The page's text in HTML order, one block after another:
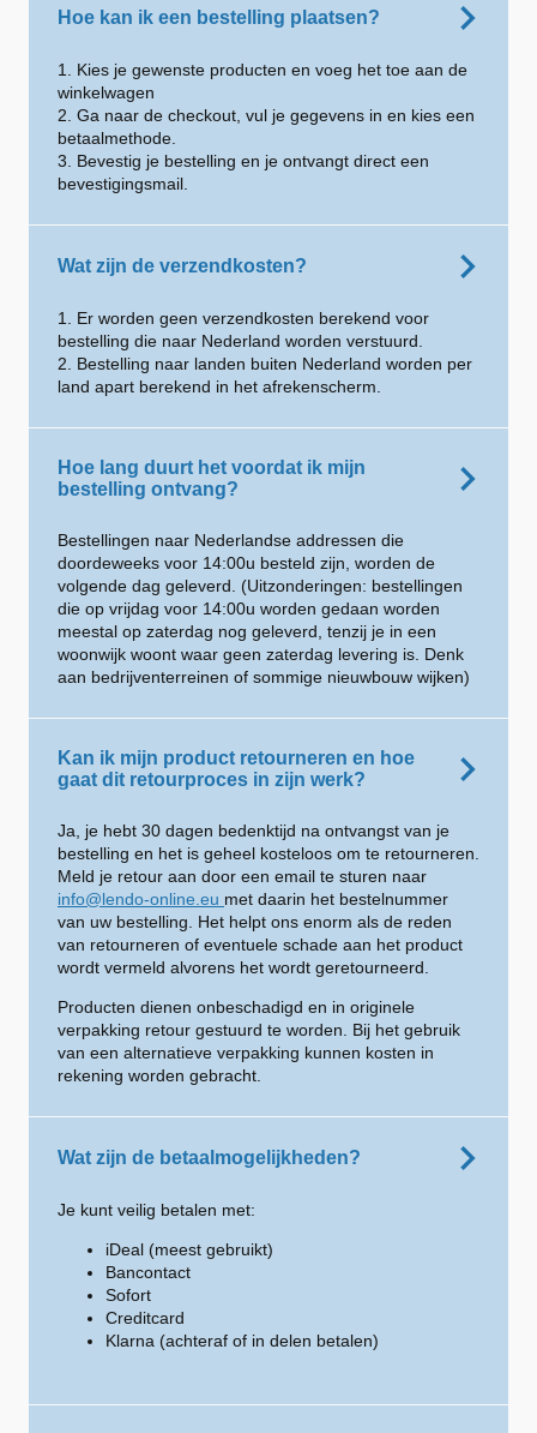
Hoe kan ik een bestelling plaatsen?
1. Kies je gewenste producten en voeg het toe aan de
winkelwagen
2. Ga naar de checkout, vul je gegevens in en kies een
betaalmethode.
3. Bevestig je bestelling en je ontvangt direct een
bevestigingsmail.
Wat zijn de verzendkosten?
1. Er worden geen verzendkosten berekend voor
bestelling die naar Nederland worden verstuurd.
2. Bestelling naar landen buiten Nederland worden per
land apart berekend in het afrekenscherm.
Hoe lang duurt het voordat ik mijn
bestelling ontvang?
Bestellingen naar Nederlandse addressen die
doordeweeks voor 14:00u besteld zijn, worden de
volgende dag geleverd. (Uitzonderingen: bestellingen
die op vrijdag voor 14:00u worden gedaan worden
meestal op zaterdag nog geleverd, tenzij je in een
woonwijk woont waar geen zaterdag levering is. Denk
aan bedrijventerreinen of sommige nieuwbouw wijken)
Kan ik mijn product retourneren en hoe
gaat dit retourproces in zijn werk?
Ja, je hebt 30 dagen bedenktijd na ontvangst van je
bestelling en het is geheel kosteloos om te retourneren.
Meld je retour aan door een email te sturen naar
info@lendo-online.eu met daarin het bestelnummer
van uw bestelling. Het helpt ons enorm als de reden
van retourneren of eventuele schade aan het product
wordt vermeld alvorens het wordt geretourneerd.
Producten dienen onbeschadigd en in originele
verpakking retour gestuurd te worden. Bij het gebruik
van een alternatieve verpakking kunnen kosten in
rekening worden gebracht.
Wat zijn de betaalmogelijkheden?
Je kunt veilig betalen met:
iDeal (meest gebruikt)
Bancontact
Sofort
Creditcard
Klarna (achteraf of in delen betalen)